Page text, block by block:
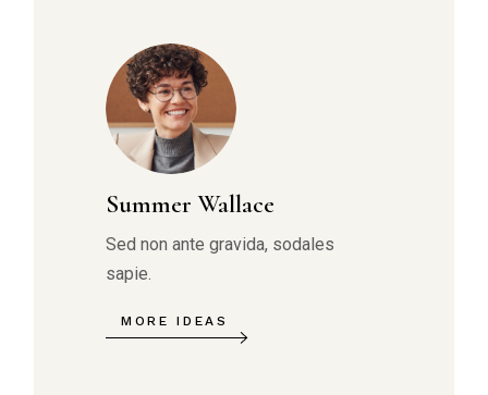
Summer Wallace
Sed non ante gravida, sodales
sapie.
MORE IDEAS